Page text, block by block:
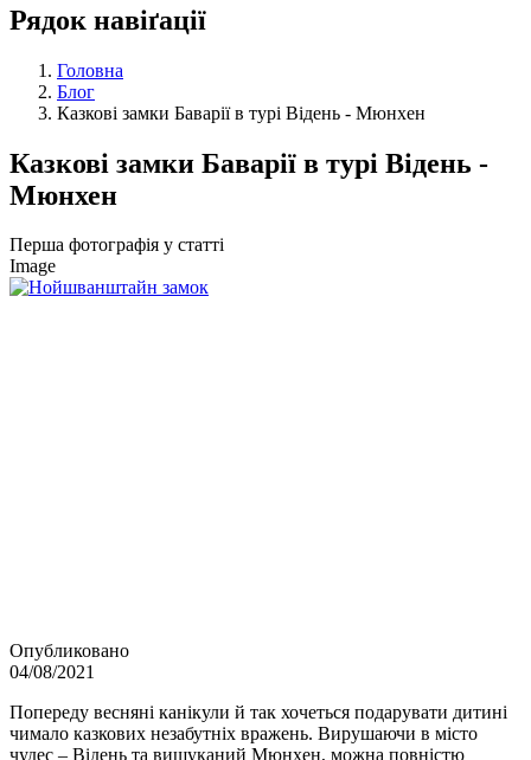
Рядок навіґації
Головна
Блог
Казкові замки Баварії в турі Відень - Мюнхен
Казкові замки Баварії в турі Відень -
Мюнхен
Перша фотографія у статті
Image
Опубликовано
04/08/2021
Попереду весняні канікули й так хочеться подарувати дитині
чимало казкових незабутніх вражень. Вирушаючи в місто
чудес – Відень та вишуканий Мюнхен, можна повністю